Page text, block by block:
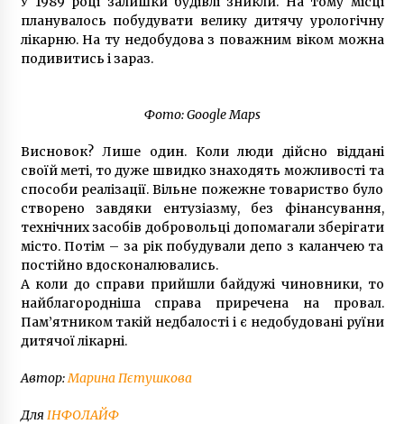
планувалось побудувати велику дитячу урологічну
лікарню. На ту недобудова з поважним віком можна
подивитись і зараз.
Фото: Google Maps
Висновок? Лише один. Коли люди дійсно віддані
своїй меті, то дуже швидко знаходять можливості та
способи реалізації. Вільне пожежне товариство було
створено завдяки ентузіазму, без фінансування,
технічних засобів добровольці допомагали зберігати
місто. Потім – за рік побудували депо з каланчею та
постійно вдосконалювались.
А коли до справи прийшли байдужі чиновники, то
найблагородніша справа приречена на провал.
Пам’ятником такій недбалості і є недобудовані руїни
дитячої лікарні.
Автор:Марина Пєтушкова
Для ІНФОЛАЙФ